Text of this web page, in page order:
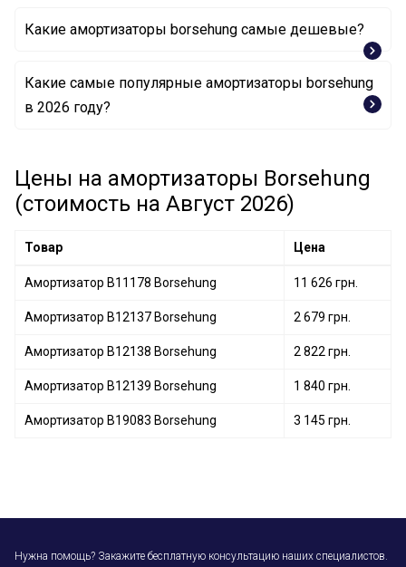
Какие амортизаторы borsehung самые дешевые?
Амортизатор B14715 Borsehung
Амортизатор B12141 Borsehung
Какие самые популярные амортизаторы borsehung
в 2026 году?
Цены на амортизаторы Borsehung
(стоимость на Август 2026)
Товар Цена
Амортизатор B11178 Borsehung 11 626 грн.
Амортизатор B12137 Borsehung 2 679 грн.
Амортизатор B12138 Borsehung 2 822 грн.
Амортизатор B12139 Borsehung 1 840 грн.
Амортизатор B19083 Borsehung 3 145 грн.
Нужна помощь? Закажите бесплатную консультацию наших специалистов.